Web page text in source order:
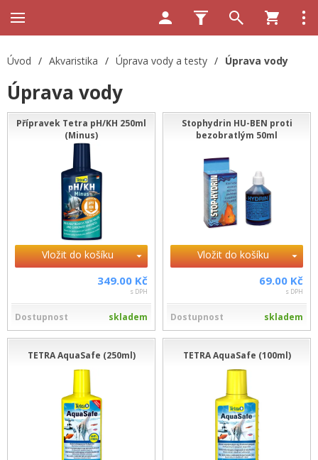
Úvod / Akvaristika / Úprava vody a testy / Úprava vody
Úprava vody
Přípravek Tetra pH/KH 250ml
(Minus)
Vložit do košíku
349.00 Kč
s DPH
Dostupnost skladem
Stophydrin HU-BEN proti
bezobratlým 50ml
Vložit do košíku
69.00 Kč
s DPH
Dostupnost skladem
TETRA AquaSafe (250ml) TETRA AquaSafe (100ml)